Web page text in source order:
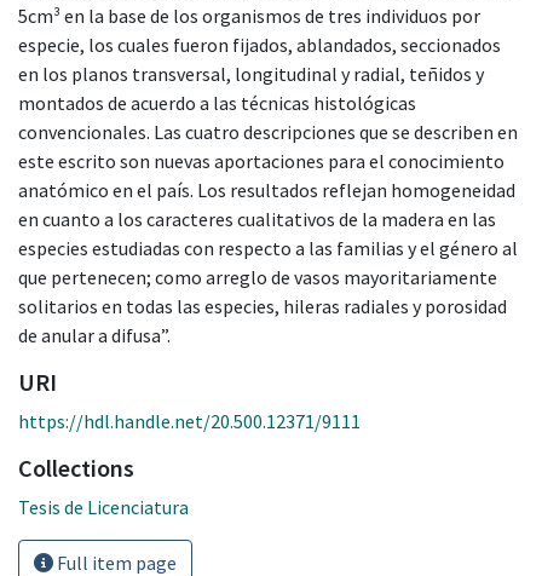
5cm³ en la base de los organismos de tres individuos por
especie, los cuales fueron fijados, ablandados, seccionados
en los planos transversal, longitudinal y radial, teñidos y
montados de acuerdo a las técnicas histológicas
convencionales. Las cuatro descripciones que se describen en
este escrito son nuevas aportaciones para el conocimiento
anatómico en el país. Los resultados reflejan homogeneidad
en cuanto a los caracteres cualitativos de la madera en las
especies estudiadas con respecto a las familias y el género al
que pertenecen; como arreglo de vasos mayoritariamente
solitarios en todas las especies, hileras radiales y porosidad
de anular a difusa”.
URI
https://hdl.handle.net/20.500.12371/9111
Collections
Tesis de Licenciatura
Full item page